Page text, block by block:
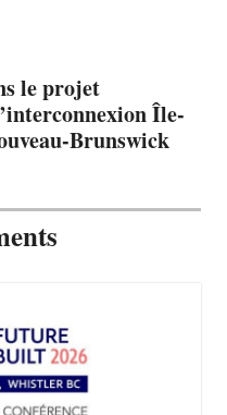
le projet
Île-
Brunswick